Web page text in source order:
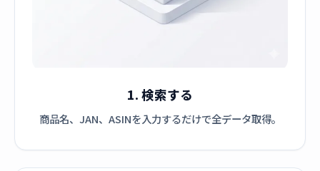
1. 検索する
商品名、JAN、ASINを入力するだけで全データ取得。